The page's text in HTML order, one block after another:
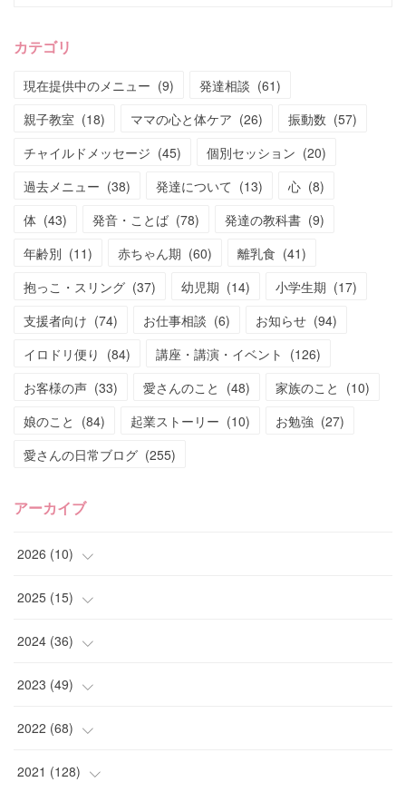
カテゴリ
現在提供中のメニュー (9) 発達相談 (61)
親子教室 (18) ママの心と体ケア (26) 振動数 (57)
チャイルドメッセージ (45) 個別セッション (20)
過去メニュー (38) 発達について (13) 心 (8)
体 (43) 発音・ことば (78) 発達の教科書 (9)
年齢別 (11) 赤ちゃん期 (60) 離乳食 (41)
抱っこ・スリング (37) 幼児期 (14) 小学生期 (17)
支援者向け (74) お仕事相談 (6) お知らせ (94)
イロドリ便り (84) 講座・講演・イベント (126)
お客様の声 (33) 愛さんのこと (48) 家族のこと (10)
娘のこと (84) 起業ストーリー (10) お勉強 (27)
愛さんの日常ブログ (255)
アーカイブ
2026 (10)
(1)
(4)
(2)
(1)
( 2)
2025 (15)
(4)
(2)
(2)
(3)
2024 (36)
(2)
(2)
(1)
2023 (49)
(1)
(2)
2022 (68)
(6)
2021 (128)